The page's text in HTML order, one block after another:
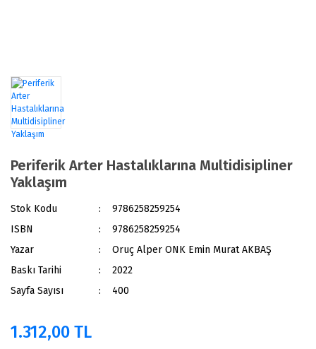
Periferik Arter Hastalıklarına Multidisipliner
Yaklaşım
Stok Kodu
9786258259254
ISBN
9786258259254
Yazar
Oruç Alper ONK Emin Murat AKBAŞ
Baskı Tarihi
2022
Sayfa Sayısı
400
1.312,00 TL